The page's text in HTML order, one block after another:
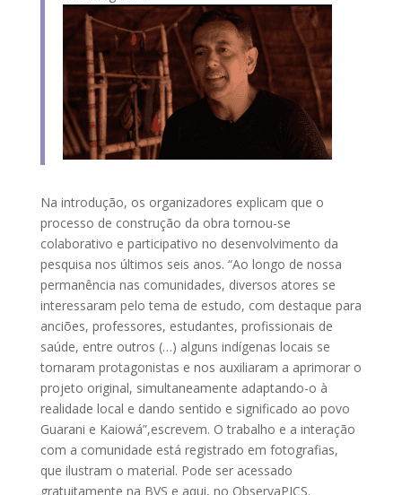
Na introdução, os organizadores explicam que o
processo de construção da obra tornou-se
colaborativo e participativo no desenvolvimento da
pesquisa nos últimos seis anos. “Ao longo de nossa
permanência nas comunidades, diversos atores se
interessaram pelo tema de estudo, com destaque para
anciões, professores, estudantes, profissionais de
saúde, entre outros (…) alguns indígenas locais se
tornaram protagonistas e nos auxiliaram a aprimorar o
projeto original, simultaneamente adaptando-o à
realidade local e dando sentido e significado ao povo
Guarani e Kaiowá”,escrevem. O trabalho e a interação
com a comunidade está registrado em fotografias,
que ilustram o material. Pode ser acessado
gratuitamente na BVS e aqui, no ObservaPICS.